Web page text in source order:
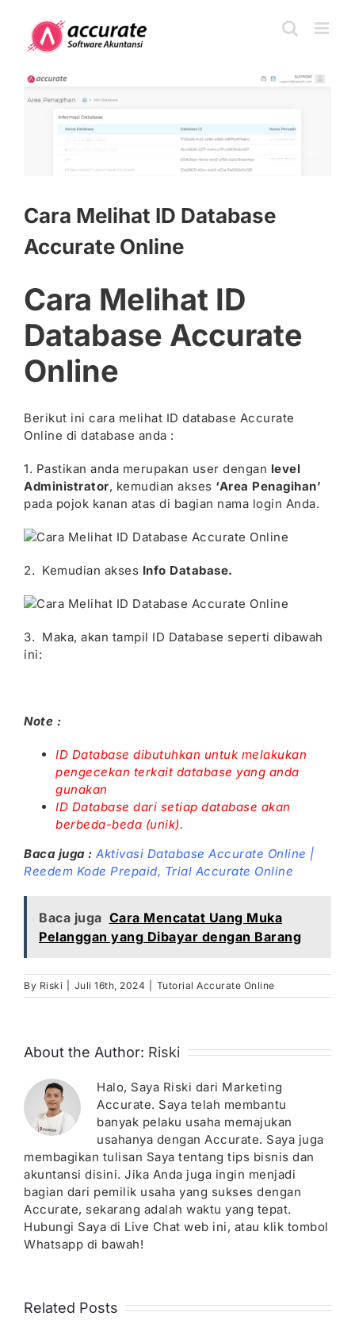
content
View
Larger
Image
Cara Melihat ID Database
Accurate Online
Cara Melihat ID
Database Accurate
Online
Berikut ini cara melihat ID database Accurate
Online di database anda :
1. Pastikan anda merupakan user dengan level
Administrator, kemudian akses ‘Area Penagihan’
pada pojok kanan atas di bagian nama login Anda.
2. Kemudian akses Info Database.
3. Maka, akan tampil ID Database seperti dibawah
ini:
Note :
ID Database dibutuhkan untuk melakukan
pengecekan terkait database yang anda
gunakan
ID Database dari setiap database akan
berbeda-beda (unik).
Baca juga : Aktivasi Database Accurate Online |
Reedem Kode Prepaid, Trial Accurate Online
Baca juga Cara Mencatat Uang Muka
Pelanggan yang Dibayar dengan Barang
By Riski Juli 16th, 2024 Tutorial Accurate Online
About the Author: Riski
Halo, Saya Riski dari Marketing
Accurate. Saya telah membantu
banyak pelaku usaha memajukan
usahanya dengan Accurate. Saya juga
membagikan tulisan Saya tentang tips bisnis dan
akuntansi disini. Jika Anda juga ingin menjadi
bagian dari pemilik usaha yang sukses dengan
Accurate, sekarang adalah waktu yang tepat.
Hubungi Saya di Live Chat web ini, atau klik tombol
Whatsapp di bawah!
Related Posts